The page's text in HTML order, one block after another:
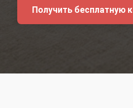
Получить бесплатную